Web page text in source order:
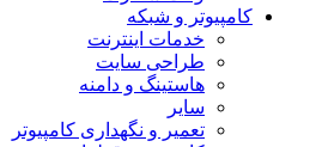
کامپیوتر و شبکه
خدمات اینترنت
طراحی سایت
هاستینگ و دامنه
سایر
تعمیر و نگهداری کامپیوتر